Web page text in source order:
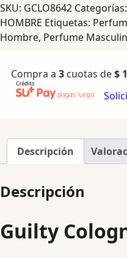
SKU: GCLO8642 Categorías:
HOMBRE Etiquetas:
Hombre, Perfume
Compra a 3 cuotas de$
Descripción
Descripción
Guilty